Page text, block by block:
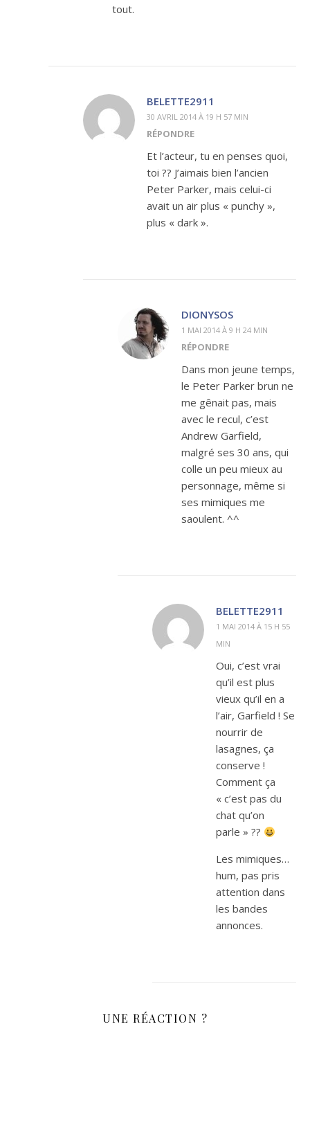
tout.
BELETTE2911
30 AVRIL 2014 À 19 H 57 MIN
RÉPONDRE
Et l’acteur, tu en penses quoi,
toi ?? J’aimais bien l’ancien
Peter Parker, mais celui-ci
avait un air plus « punchy »,
plus « dark ».
DIONYSOS
1 MAI 2014 À 9 H 24 MIN
RÉPONDRE
Dans mon jeune temps,
le Peter Parker brun ne
me gênait pas, mais
avec le recul, c’est
Andrew Garfield,
malgré ses 30 ans, qui
colle un peu mieux au
personnage, même si
ses mimiques me
saoulent. ^^
BELETTE2911
1 MAI 2014 À 15 H 55
MIN
Oui, c’est vrai
qu’il est plus
vieux qu’il en a
l’air, Garfield ! Se
nourrir de
lasagnes, ça
conserve !
Comment ça
« c’est pas du
chat qu’on
parle » ??
Les mimiques…
hum, pas pris
attention dans
les bandes
annonces.
UNE RÉACTION ?